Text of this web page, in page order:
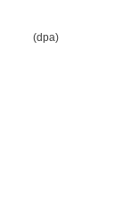
(dpa)